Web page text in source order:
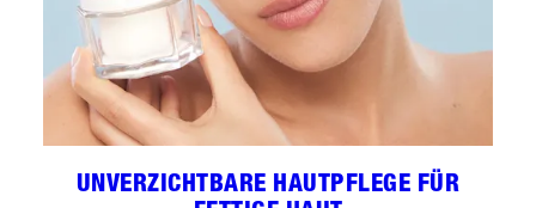
UNVERZICHTBARE HAUTPFLEGE FÜR